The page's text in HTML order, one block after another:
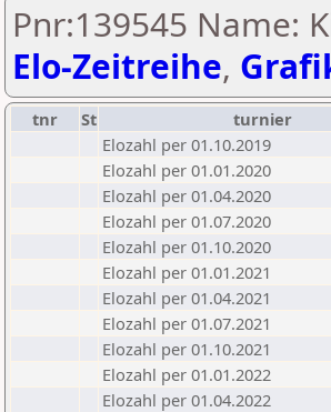
Pnr:139545 Name:
Elo-Zeitreihe,
tnr St turnier
Elozahl per 01.10.2019
Elozahl per 01.01.2020
Elozahl per 01.04.2020
Elozahl per 01.07.2020
Elozahl per 01.10.2020
Elozahl per 01.01.2021
Elozahl per 01.04.2021
Elozahl per 01.07.2021
Elozahl per 01.10.2021
Elozahl per 01.01.2022
Elozahl per 01.04.2022